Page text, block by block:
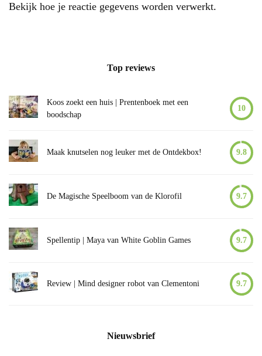
Bekijk hoe je reactie gegevens worden verwerkt.
Top reviews
Koos zoekt een huis | Prentenboek met een
boodschap
10
Maak knutselen nog leuker met de Ontdekbox! 9.8
De Magische Speelboom van de Klorofil 9.7
Spellentip | Maya van White Goblin Games 9.7
Review | Mind designer robot van Clementoni 9.7
Nieuwsbrief